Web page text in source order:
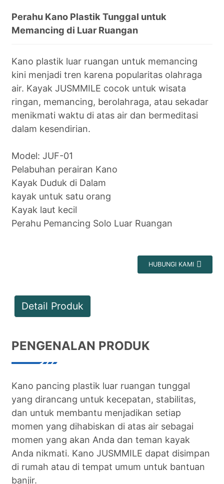
Perahu Kano Plastik Tunggal untuk
Memancing di Luar Ruangan
Kano plastik luar ruangan untuk memancing
kini menjadi tren karena popularitas olahraga
air. Kayak JUSMMILE cocok untuk wisata
ringan, memancing, berolahraga, atau sekadar
menikmati waktu di atas air dan bermeditasi
dalam kesendirian.
Model: JUF-01
Pelabuhan perairan Kano
Kayak Duduk di Dalam
kayak untuk satu orang
Kayak laut kecil
Perahu Pemancing Solo Luar Ruangan
HUBUNGI KAMI
Detail Produk
PENGENALAN PRODUK
Kano pancing plastik luar ruangan tunggal
yang dirancang untuk kecepatan, stabilitas,
dan untuk membantu menjadikan setiap
momen yang dihabiskan di atas air sebagai
momen yang akan Anda dan teman kayak
Anda nikmati. Kano JUSMMILE dapat disimpan
di rumah atau di tempat umum untuk bantuan
banjir.